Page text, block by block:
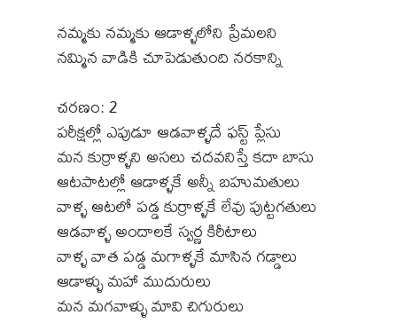
నమ్మకు నమ్మకు ఆడాళ్ళలోని ప్రేమలని
నమ్మిన వాడికి చూపెడుతుంది నరకాన్ని
చరణం: 2
పరీక్షల్లో ఎపుడూ ఆడవాళ్ళదే ఫస్ట్ ప్లేసు
మన కుర్రాళ్ళని అసలు చదవనిస్తే కదా బాసు
ఆటపాటల్లో ఆడాళ్ళకే అన్నీ బహుమతులు
వాళ్ళ ఆటలో పడ్డ కుర్రాళ్ళకే లేవు పుట్టగతులు
ఆడవాళ్ళ అందాలకే స్వర్ణ కిరీటాలు
వాళ్ళ వాత పడ్డ మగాళ్ళకే మాసిన గడ్డాలు
ఆడాళ్ళు మహా ముదురులు
మన మగవాళ్ళు మావి చిగురులు